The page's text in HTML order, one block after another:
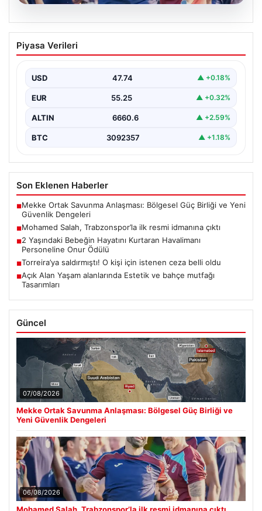
Mohamed Salah, Trabzonspor’la ilk
resmi idmanına çıktı
Trabzonspor, kadrosuna kattığı Mohamed Salah ile ilk
antrenmanını gerçekleştirmenin…
Piyasa Verileri
USD 47.74 ▲ +0.18%
EUR 55.25 ▲ +0.32%
ALTIN 6660.6 ▲ +2.59%
BTC 3092357 ▲ +1.18%
Son Eklenen Haberler
■Mekke Ortak Savunma Anlaşması: Bölgesel Güç Birliği ve Yeni
Güvenlik Dengeleri
■Mohamed Salah, Trabzonspor’la ilk resmi idmanına çıktı
■2 Yaşındaki Bebeğin Hayatını Kurtaran Havalimanı
Personeline Onur Ödülü
■Torreira’ya saldırmıştı! O kişi için istenen ceza belli oldu
■Açık Alan Yaşam alanlarında Estetik ve bahçe mutfağı
Tasarımları
Güncel
07/08/2026
Mekke Ortak Savunma Anlaşması: Bölgesel Güç Birliği ve
Yeni Güvenlik Dengeleri
06/08/2026
Mohamed Salah, Trabzonspor’la ilk resmi idmanına çıktı